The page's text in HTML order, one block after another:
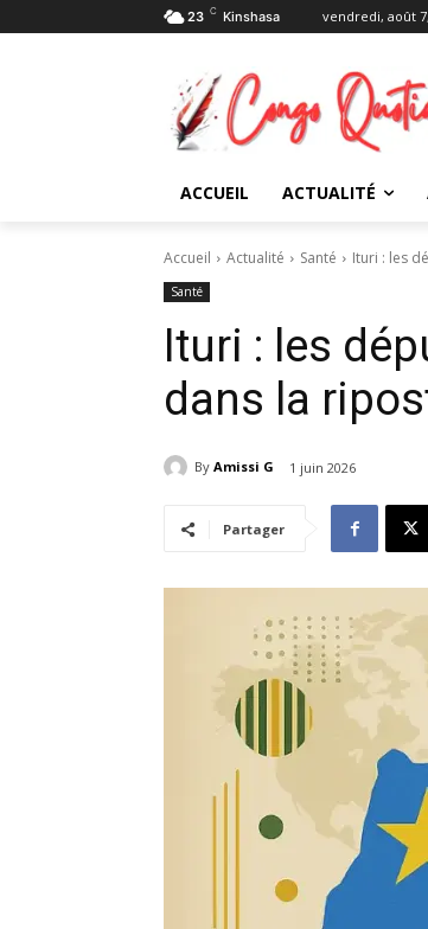
23 C Kinshasa vendredi, août
ACCUEIL ACTUALITÉ
Accueil Actualité Santé Ituri : les
Santé
Ituri : les
dans la
By Amissi G 1 juin 2026
Partager